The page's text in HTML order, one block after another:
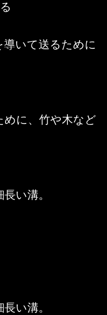
いて送るために
めに、竹や木など
い溝。
い溝。